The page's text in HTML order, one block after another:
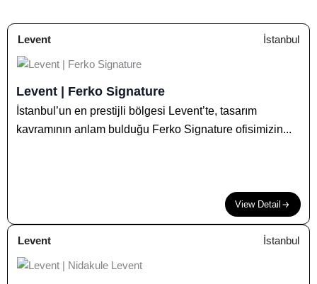
Levent İstanbul
Levent | Ferko Signature
İstanbul’un en prestijli bölgesi Levent’te, tasarım
kavramının anlam bulduğu Ferko Signature ofisimizin...
View Detail
Levent İstanbul